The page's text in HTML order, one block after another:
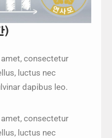
)
consectetur
luctus nec
dapibus leo.
consectetur
luctus nec